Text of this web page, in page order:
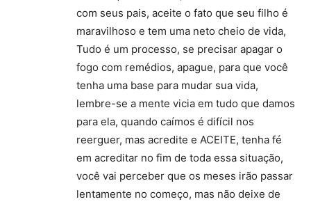
com seus pais, aceite o fato que seu filho é
maravilhoso e tem uma neto cheio de vida,
Tudo é um processo, se precisar apagar o
fogo com remédios, apague, para que você
tenha uma base para mudar sua vida,
lembre-se a mente vicia em tudo que damos
para ela, quando caímos é difícil nos
reerguer, mas acredite e ACEITE, tenha fé
em acreditar no fim de toda essa situação,
você vai perceber que os meses irão passar
lentamente no começo, mas não deixe de